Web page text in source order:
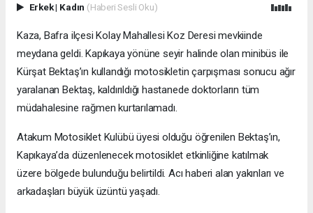
Erkek| Kadın (Haberi Sesli Oku)
Kaza, Bafra ilçesi Kolay Mahallesi Koz Deresi mevkiinde
meydana geldi. Kapıkaya yönüne seyir halinde olan minibüs ile
Kürşat Bektaş’ın kullandığı motosikletin çarpışması sonucu ağır
yaralanan Bektaş, kaldırıldığı hastanede doktorların tüm
müdahalesine rağmen kurtarılamadı.
Atakum Motosiklet Kulübü üyesi olduğu öğrenilen Bektaş’ın,
Kapıkaya’da düzenlenecek motosiklet etkinliğine katılmak
üzere bölgede bulunduğu belirtildi. Acı haberi alan yakınları ve
arkadaşları büyük üzüntü yaşadı.